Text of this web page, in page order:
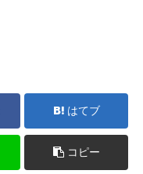
はてブ
コピー